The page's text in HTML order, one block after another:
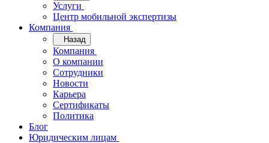
Услуги
Центр мобильной экспертизы
Компания
Назад
Компания
О компании
Сотрудники
Новости
Карьера
Сертификаты
Политика
Блог
Юридическим лицам